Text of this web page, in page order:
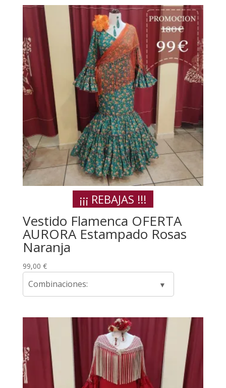
¡¡¡ REBAJAS !!!
Vestido Flamenca OFERTA
AURORA Estampado Rosas
Naranja
99,00 €
Combinaciones: